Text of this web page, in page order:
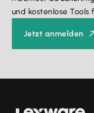
und kostenlose
Jetzt anmelden